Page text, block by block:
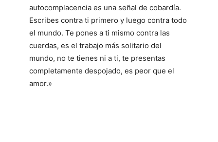
autocomplacencia es una señal de cobardía.
Escribes contra ti primero y luego contra todo
el mundo. Te pones a ti mismo contra las
cuerdas, es el trabajo más solitario del
mundo, no te tienes ni a ti, te presentas
completamente despojado, es peor que el
amor.»